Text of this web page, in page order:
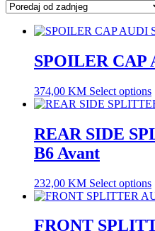
SPOILER CAP
374,00 KM Select options
REAR SIDE
B6 Avant
232,00 KM Select options
FRONT